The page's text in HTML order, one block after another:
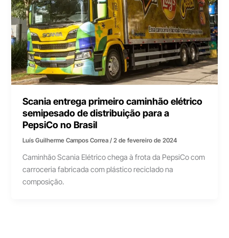
Scania entrega primeiro caminhão elétrico
semipesado de distribuição para a
PepsiCo no Brasil
Luís Guilherme Campos Correa/2 de fevereiro de 2024
Caminhão Scania Elétrico chega à frota da PepsiCo com
carroceria fabricada com plástico reciclado na
composição.